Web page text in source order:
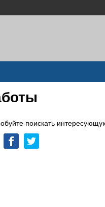
поискать